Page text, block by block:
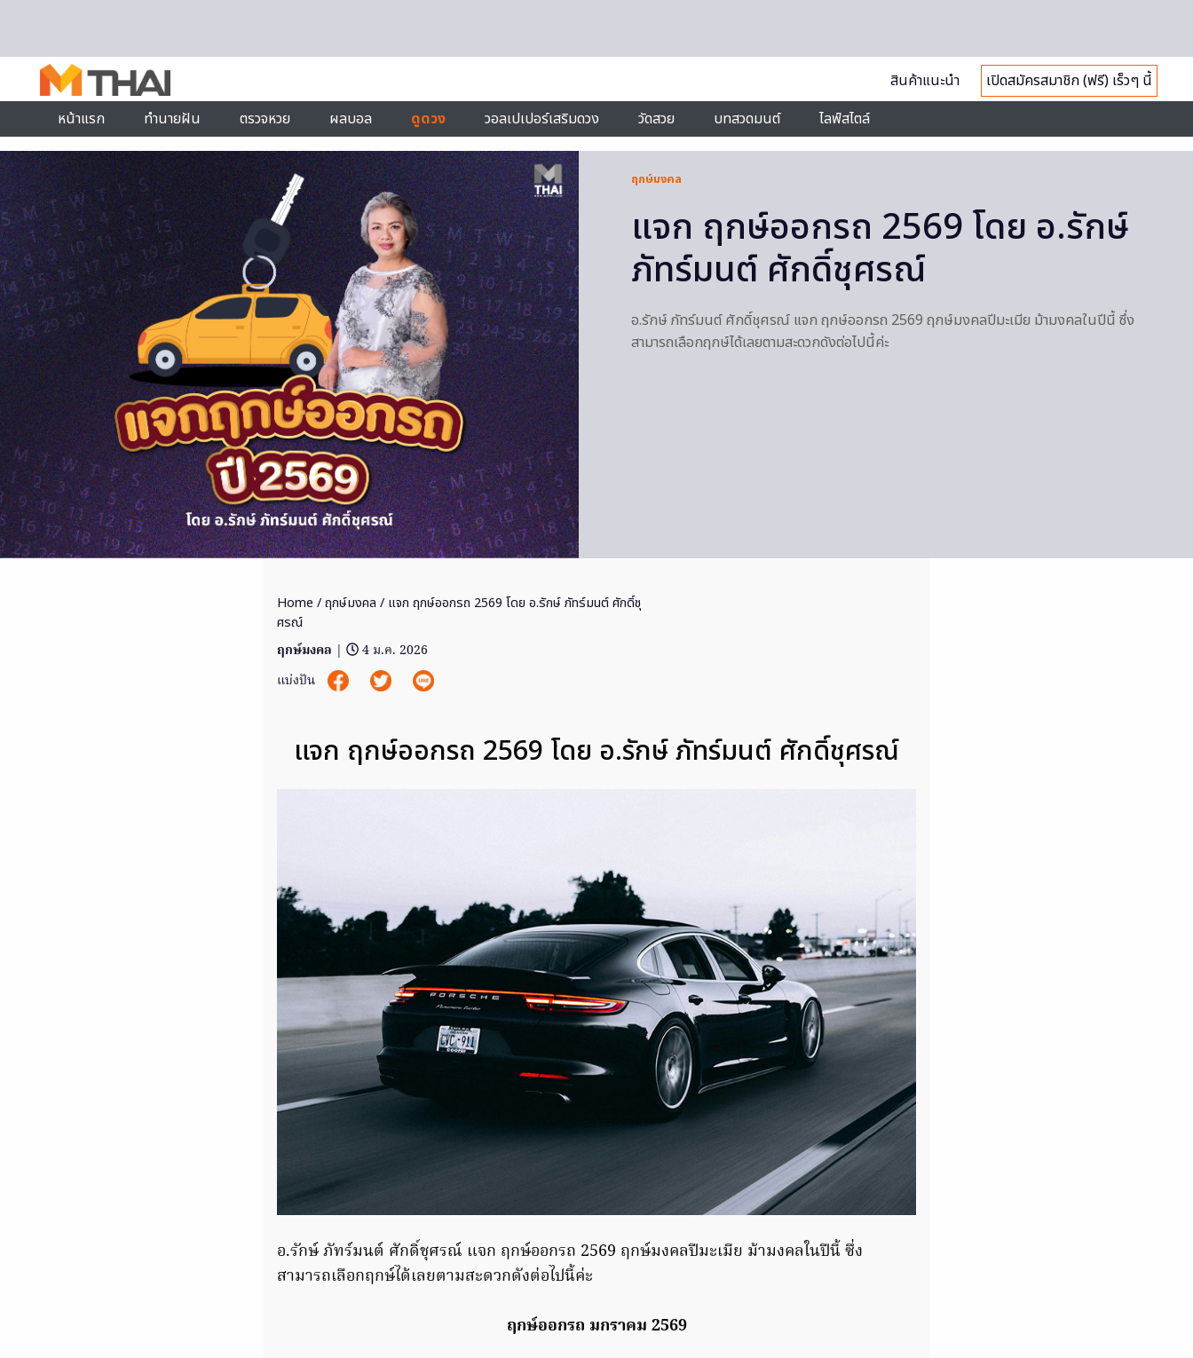
สินค้าแนะนำ
เปิดสมัครสมาชิก (ฟรี) เร็วๆ นี้
หน้าแรก
ทำนายฝัน ตรวจหวย ผลบอล ดูดวง วอลเปเปอร์เสริมดวง วัดสวย บทสวดมนต์ ไลฟ์สไตล์
ฤกษ์มงคล
แจก ฤกษ์ออกรถ 2569 โดย อ.รักษ์
ภัทร์มนต์ ศักดิ์ชุศรณ์
อ.รักษ์ ภัทร์มนต์ ศักดิ์ชุศรณ์ แจก ฤกษ์ออกรถ 2569 ฤกษ์มงคลปีมะเมีย ม้ามงคลในปีนี้ ซึ่ง
สามารถเลือกฤกษ์ได้เลยตามสะดวกดังต่อไปนี้ค่ะ
Home /ฤกษ์มงคล / แจก ฤกษ์ออกรถ 2569 โดย อ.รักษ์ ภัทร์มนต์ ศักดิ์ชุ
ศรณ์
ฤกษ์มงคล |
4 ม.ค. 2026
แบ่งปัน
แจก ฤกษ์ออกรถ 2569 โดย อ.รักษ์ ภัทร์มนต์ ศักดิ์ชุศรณ์
อ.รักษ์ ภัทร์มนต์ ศักดิ์ชุศรณ์ แจก ฤกษ์ออกรถ 2569 ฤกษ์มงคลปีมะเมีย ม้ามงคลในปีนี้ ซึ่ง
สามารถเลือกฤกษ์ได้เลยตามสะดวกดังต่อไปนี้ค่ะ
ฤกษ์ออกรถ มกราคม 2569